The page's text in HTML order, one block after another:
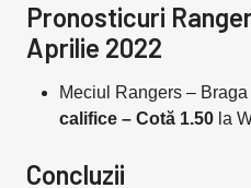
Pronosticuri
Aprilie 2022
Meciul Rangers – Braga
califice – Cotă 1.50 la
Concluzii